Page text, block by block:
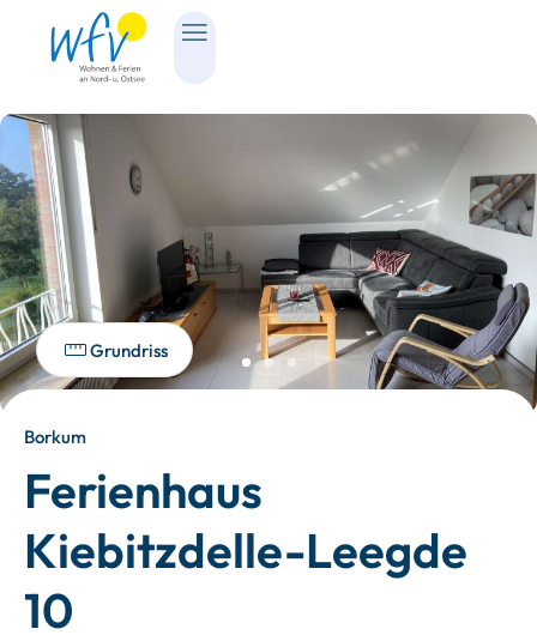
Grundriss
Borkum
Ferienhaus
Kiebitzdelle-Leegde
10